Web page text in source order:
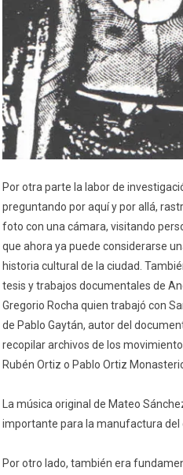
Por otra parte la labor de
preguntando por aquí y por allá,
foto con una cámara, visitando
que ahora ya puede considerarse
historia cultural de la ciudad.
tesis y trabajos documentales de
Gregorio Rocha quien trabajó con
de Pablo Gaytán, autor del
recopilar archivos de los
Rubén Ortiz o Pablo Ortiz
La música original de Mateo
importante para la manufactura del
Por otro lado, también era